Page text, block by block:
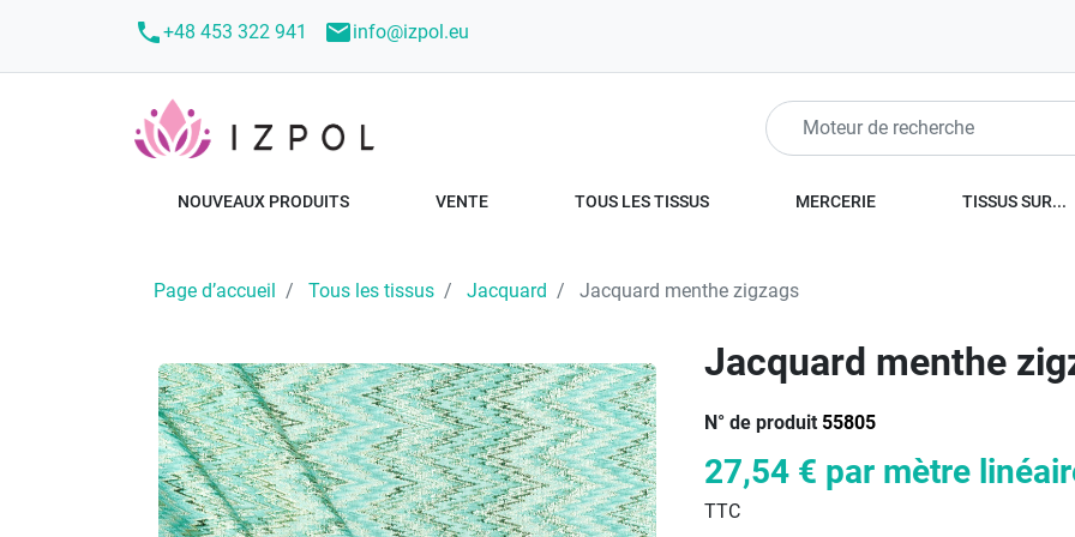
call+48 453 322 941 mailinfo@izpol.eu
NOUVEAUX PRODUITS VENTE TOUS LES TISSUS MERCERIE TISSUS SUR...
Page d’accueil Tous les tissus Jacquard Jacquard menthe zigzags
Jacquard menthe
N° de produit 55805
27,54 € par mètre
TTC